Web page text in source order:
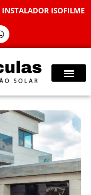
INSTALADOR ISOFILME